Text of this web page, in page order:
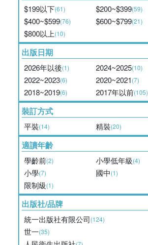
$199以下(61) $200~$399(59)
$400~$599(76) $600~$799(21)
$800以上(10)
出版日期
2026年以後(1) 2024~2025(10)
2022~2023(6) 2020~2021(7)
2018~2019(6) 2017年以前(105)
裝訂方式
平裝(14) 精裝(20)
適讀年齡
學齡前(2) 小學低年級(4)
小學(7) 國中(1)
限制級(1)
出版社/品牌
統一出版社有限公司(124)
世一(35)